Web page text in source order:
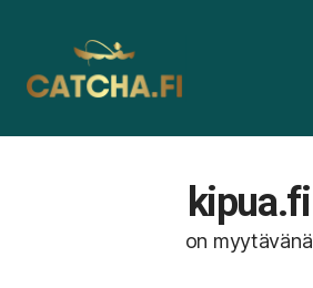
kipua.fi
on myytävänä